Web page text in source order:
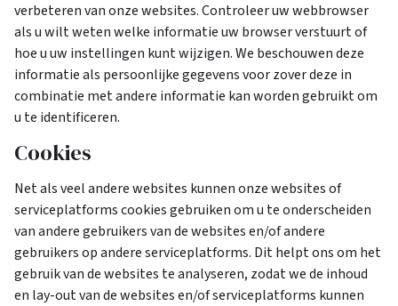
verbeteren van onze websites. Controleer uw webbrowser
als u wilt weten welke informatie uw browser verstuurt of
hoe u uw instellingen kunt wijzigen. We beschouwen deze
informatie als persoonlijke gegevens voor zover deze in
combinatie met andere informatie kan worden gebruikt om
u te identificeren.
Cookies
Net als veel andere websites kunnen onze websites of
serviceplatforms cookies gebruiken om u te onderscheiden
van andere gebruikers van de websites en/of andere
gebruikers op andere serviceplatforms. Dit helpt ons om het
gebruik van de websites te analyseren, zodat we de inhoud
en lay-out van de websites en/of serviceplatforms kunnen